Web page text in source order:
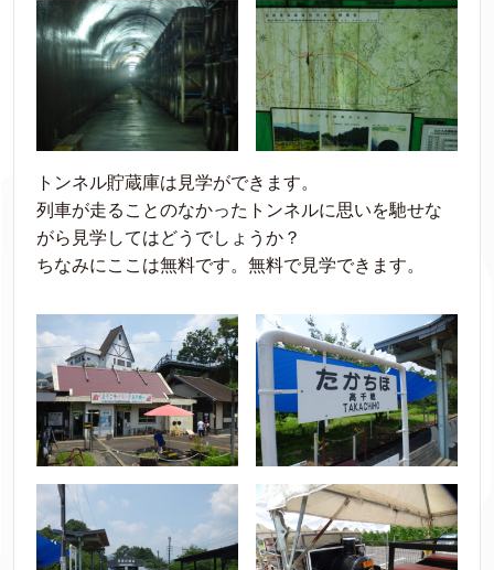
トンネル貯蔵庫は見学ができます。
列車が走ることのなかったトンネルに思いを馳せな
がら見学してはどうでしょうか？
ちなみにここは無料です。無料で見学できます。